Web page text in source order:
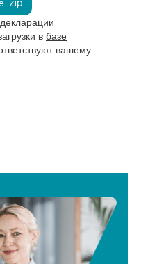
.zip
в базе
вашему